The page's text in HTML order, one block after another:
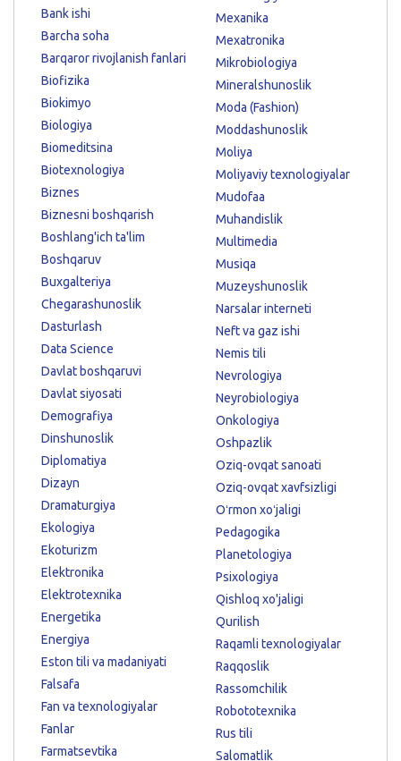
Bank ishi
Barcha soha
Barqaror rivojlanish fanlari
Biofizika
Biokimyo
Biologiya
Biomeditsina
Biotexnologiya
Biznes
Biznesni boshqarish
Boshlang'ich ta'lim
Boshqaruv
Buxgalteriya
Chegarashunoslik
Dasturlash
Data Science
Davlat boshqaruvi
Davlat siyosati
Demografiya
Dinshunoslik
Diplomatiya
Dizayn
Dramaturgiya
Ekologiya
Ekoturizm
Elektronika
Elektrotexnika
Energetika
Energiya
Eston tili va madaniyati
Falsafa
Fan va texnologiyalar
Fanlar
Farmatsevtika
Mexanika
Mexatronika
Mikrobiologiya
Mineralshunoslik
Moda (Fashion)
Moddashunoslik
Moliya
Moliyaviy texnologiyalar
Mudofaa
Muhandislik
Multimedia
Musiqa
Muzeyshunoslik
Narsalar interneti
Neft va gaz ishi
Nemis tili
Nevrologiya
Neyrobiologiya
Onkologiya
Oshpazlik
Oziq-ovqat sanoati
Oziq-ovqat xavfsizligi
Oʻrmon xoʻjaligi
Pedagogika
Planetologiya
Psixologiya
Qishloq xo'jaligi
Qurilish
Raqamli texnologiyalar
Raqqoslik
Rassomchilik
Robototexnika
Rus tili
Salomatlik